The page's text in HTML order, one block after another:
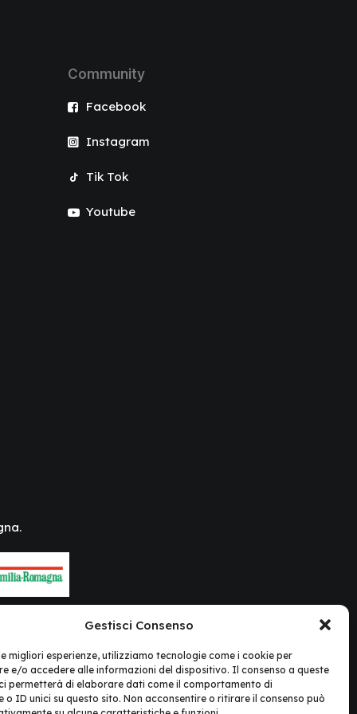
Gestisci Consenso
migliori esperienze, utilizziamo tecnologie come i cookie per
e/o accedere alle informazioni del dispositivo. Il consenso a queste
permetterà di elaborare dati come il comportamento di
o ID unici su questo sito. Non acconsentire o ritirare il consenso può
Community
Facebook
Instagram
Tik Tok
Youtube